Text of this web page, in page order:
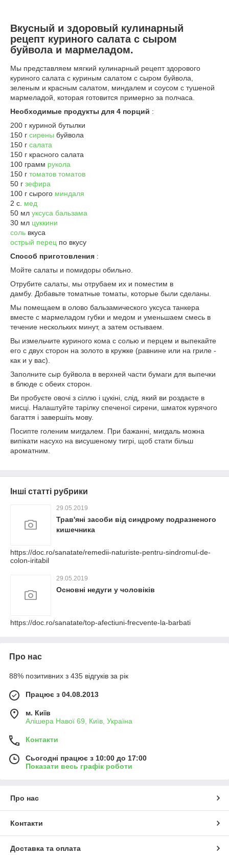
Вкусный и здоровый кулинарный
рецепт куриного салата с сыром
буйвола и мармеладом.
Мы представляем мягкий кулинарный рецепт здорового
куриного салата с куриным салатом с сыром буйвола,
зеленым и красным салатом, миндалем и соусом с тушеной
мармеладой, которая готовится примерно за полчаса.
Необходимые продукты для 4 порций :
200 г куриной бутылки
150 г сирены буйвола
150 г салата
150 г красного салата
100 грамм рукола
150 г томатов томатов
50 г зефира
100 г сырого миндаля
2 с. мед
50 мл уксуса бальзама
30 мл цуккини
соль вкуса
острый перец по вкусу
Способ приготовления :
Мойте салаты и помидоры обильно.
Отрубите салаты, мы отрубаем их и поместим в
дамбу. Добавьте томатные томаты, которые были сделаны.
Мы помещаем в олово бальзамического уксуса танкера
вместе с мармеладом губки и медом и уменьшаем смесь в
течение нескольких минут, а затем остываем.
Вы измельчите куриного кома с солью и перцем и выпекайте
его с двух сторон на золото в кружке (равнине или на гриле -
как и у вас).
Заполните сыр буйвола в верхней части бумаги для выпечки
в блюде с обеих сторон.
Ви пробуєте овочі з сіллю і цукіні, слід, який ви роздаєте в
мисці. Налаштуйте тарілку спеченої сирени, шматок курячого
багаття і завершіть мову.
Посипте голеним мигдалем. При бажанні, мигдаль можна
випікати насухо на висушеному тигрі, щоб стати більш
ароматним.
Інші статті рубрики
29.05.2019
Трав'яні засоби від синдрому подразненого
кишечника
https://doc.ro/sanatate/remedii-naturiste-pentru-sindromul-de-
colon-iritabil
29.05.2019
Основні недуги у чоловіків
https://doc.ro/sanatate/top-afectiuni-frecvente-la-barbati
Про нас
88% позитивних з 435 відгуків за рік
Працює з 04.08.2013
м. Київ
Алішера Навої 69, Київ, Україна
Контакти
Сьогодні працює з 10:00 до 17:00
Показати весь графік роботи
Про нас
Контакти
Доставка та оплата